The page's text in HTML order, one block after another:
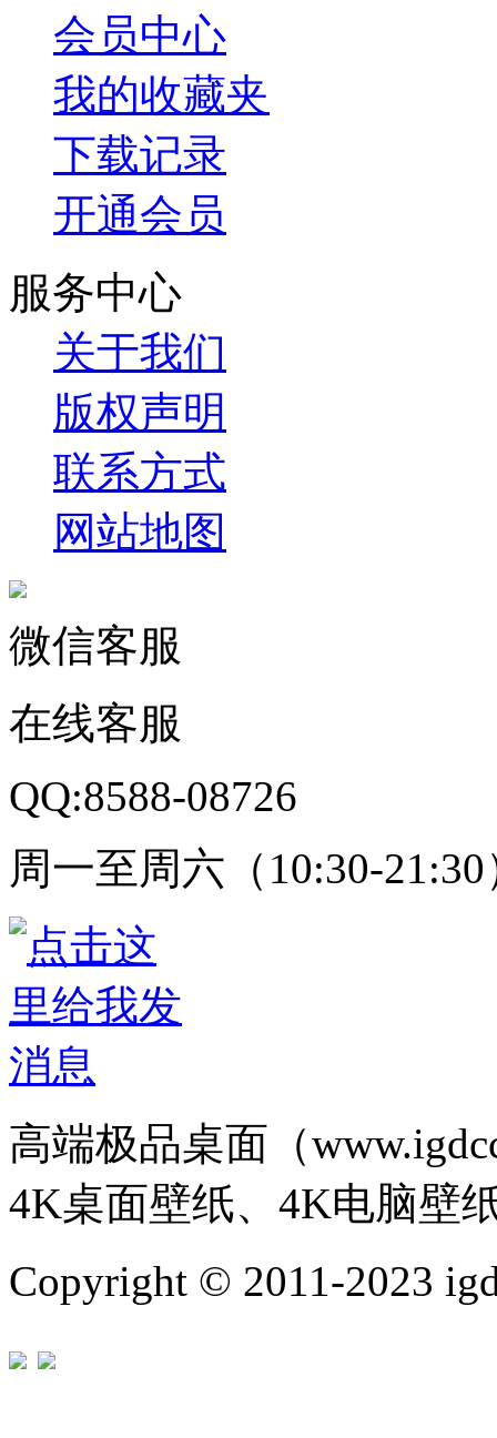
会员中心
我的收藏夹
下载记录
开通会员
服务中心
关于我们
版权声明
联系方式
网站地图
微信客服
在线客服
QQ:8588-08726
周一至周六（10:30-21:30
高端极品桌面（
4K桌面壁纸、4K电脑壁
Copyright © 2011-2023